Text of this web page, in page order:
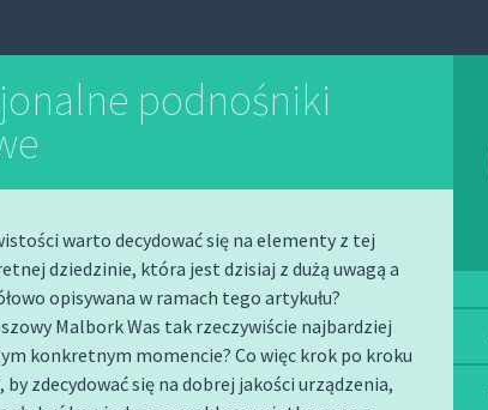
podnośniki
warto decydować się na elementy z tej
dziedzinie, która jest dzisiaj z dużą uwagą a
opisywana w ramach tego artykułu?
Malbork Was tak rzeczywiście najbardziej
konkretnym momencie? Co więc krok po kroku
zdecydować się na dobrej jakości urządzenia,